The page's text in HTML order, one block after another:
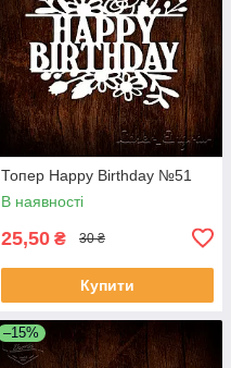
Топер Happy Birthday №51
В наявності
25,50 ₴ 30 ₴
Купити
–15%